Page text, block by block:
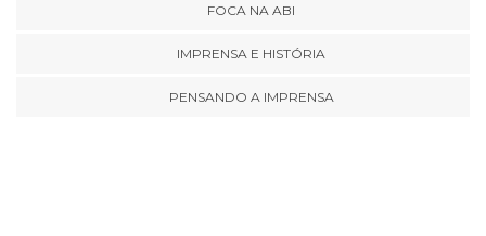
FOCA NA ABI
IMPRENSA E HISTÓRIA
PENSANDO A IMPRENSA